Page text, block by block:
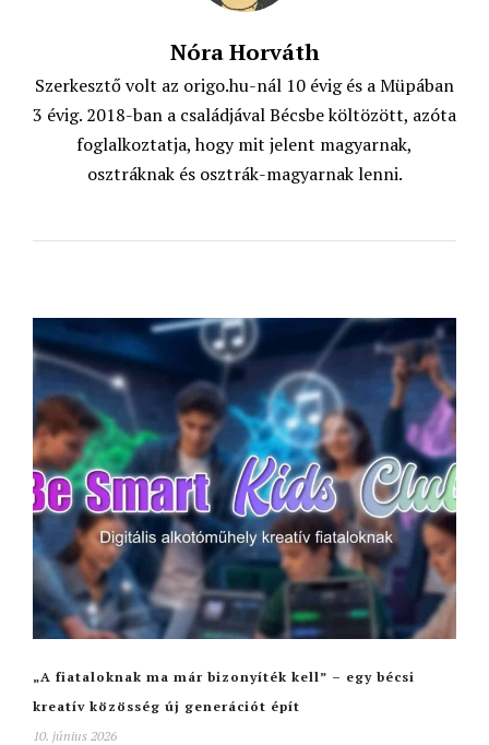
Nóra Horváth
Szerkesztő volt az origo.hu-nál 10 évig és a Müpában
3 évig. 2018-ban a családjával Bécsbe költözött, azóta
foglalkoztatja, hogy mit jelent magyarnak,
osztráknak és osztrák-magyarnak lenni.
„A fiataloknak ma már bizonyíték kell” – egy bécsi
kreatív közösség új generációt épít
10. június 2026